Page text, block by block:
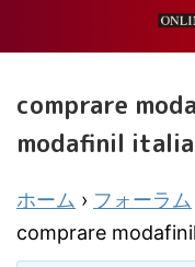
comprare
modafinil italia
ホーム › フォーラム
comprare